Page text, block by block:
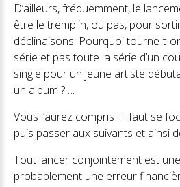
D’ailleurs, fréquemment, le
être le tremplin, ou pas, pour
déclinaisons. Pourquoi tourne-t-
série et pas toute la série d’un
single pour un jeune artiste
un album ?….
Vous l’aurez compris : il faut se
puis passer aux suivants et ainsi
Tout lancer conjointement est
probablement une erreur